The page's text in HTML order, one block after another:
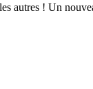
autres ! Un